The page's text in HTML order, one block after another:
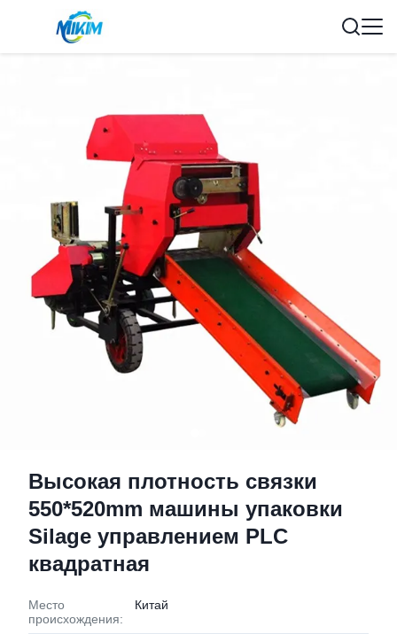
Высокая плотность связки
550*520mm машины упаковки
Silage управлением PLC
квадратная
Место
происхождения:
Китай